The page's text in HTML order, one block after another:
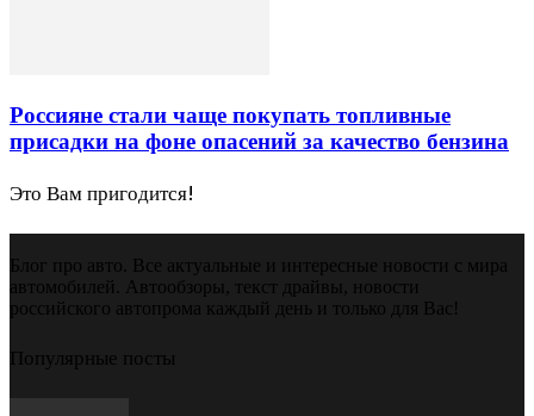
Россияне стали чаще покупать топливные
присадки на фоне опасений за качество бензина
Это Вам пригодится!
Блог про авто. Все актуальные и интересные новости с мира
автомобилей. Автообзоры, текст драйвы, новости
российского автопрома каждый день и только для Вас!
Популярные посты